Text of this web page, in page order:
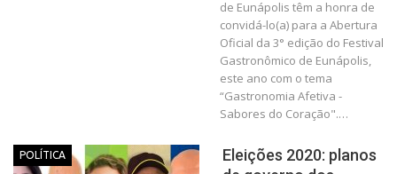
de Eunápolis têm a honra de
convidá-lo(a) para a Abertura
Oficial da 3° edição do Festival
Gastronômico de Eunápolis,
este ano com o tema
“Gastronomia Afetiva -
Sabores do Coração".…
POLÍTICA
Eleições 2020: planos